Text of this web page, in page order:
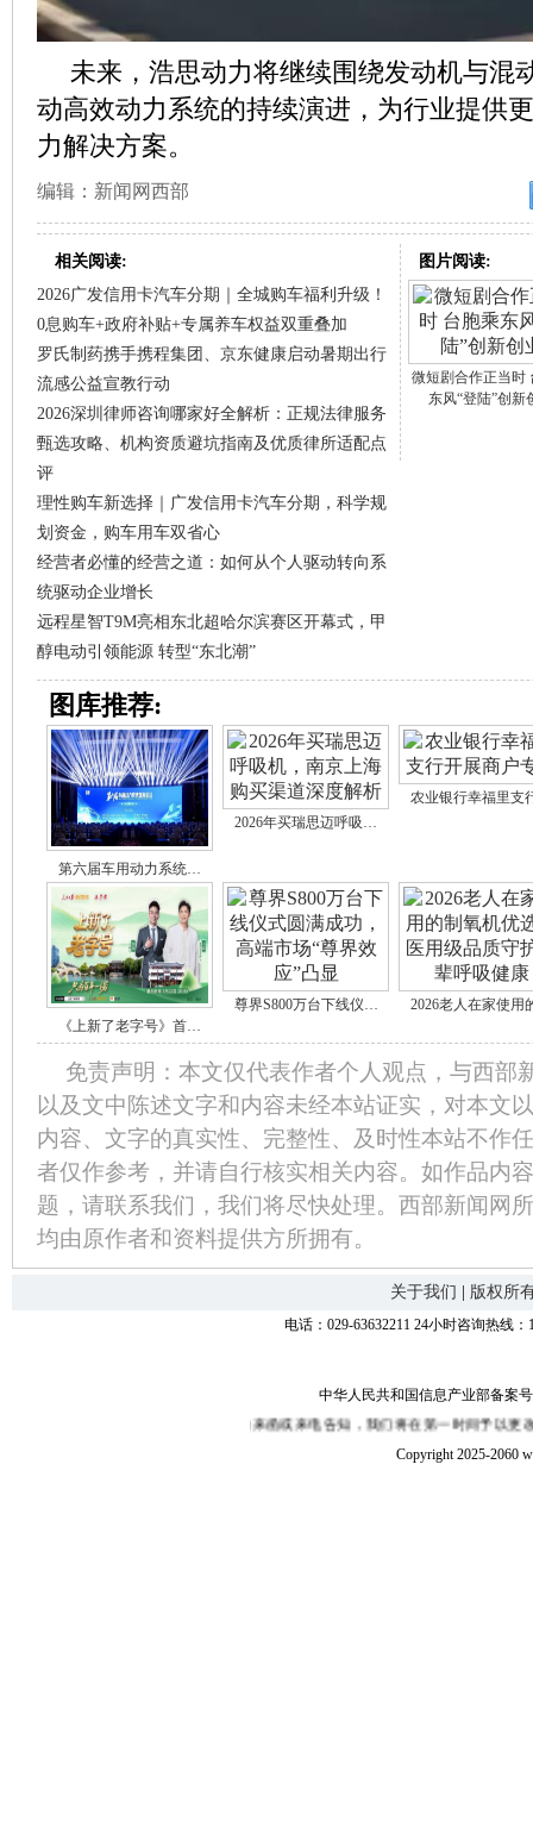
未来，浩思动力将继续围绕发动机与混
动高效动力系统的持续演进，为行业提供
力解决方案。
编辑：新闻网西部
相关阅读:
2026广发信用卡汽车分期｜全城购车福利升级！
0息购车+政府补贴+专属养车权益双重叠加
罗氏制药携手携程集团、京东健康启动暑期出行
流感公益宣教行动
2026深圳律师咨询哪家好全解析：正规法律服务
甄选攻略、机构资质避坑指南及优质律所适配点
评
理性购车新选择｜广发信用卡汽车分期，科学规
划资金，购车用车双省心
经营者必懂的经营之道：如何从个人驱动转向系
统驱动企业增长
远程星智T9M亮相东北超哈尔滨赛区开幕式，甲
醇电动引领能源 转型“东北潮”
图片阅读:
微短剧合作正当时
东风“登陆”创新
图库推荐:
第六届车用动力系统…
2026年买瑞思迈呼吸…
农业银行幸福里支
《上新了老字号》首…
尊界S800万台下线仪… 2026老人在家使
免责声明：本文仅代表作者个人观点，与西部
以及文中陈述文字和内容未经本站证实，对本文
内容、文字的真实性、完整性、及时性本站不作
者仅作参考，并请自行核实相关内容。如作品内
题，请联系我们，我们将尽快处理。西部新闻网
均由原作者和资料提供方所拥有。
关于我们 版权所
电话：029-63632211 24小时咨询热线
中华人民共和国信息产业部备案
侵权、嫌疑，敬请在30日内来函或来电告知，我们将在第一时间予以更改或删
Copyright 2025-2060